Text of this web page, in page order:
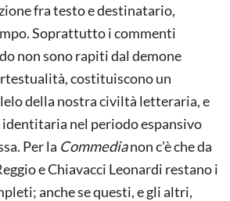
fra testo e destinatario,
Soprattutto i commenti
non sono rapiti dal demone
costituiscono un
della nostra civiltà letteraria, e
nel periodo espansivo
Per la Commedianon c’è che da
e Chiavacci Leonardi restano i
anche se questi, e gli altri,